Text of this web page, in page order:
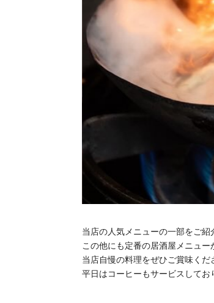
当店の人気メニューの一部をご紹
この他にも定番の居酒屋メニュー
当店自慢の料理をぜひご賞味くだ
平日はコーヒーもサービスしてお